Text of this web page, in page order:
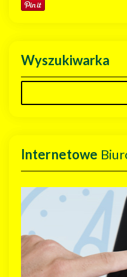
Wyszukiwarka
Internetowe